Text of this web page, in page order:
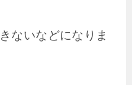
ないなどになりま